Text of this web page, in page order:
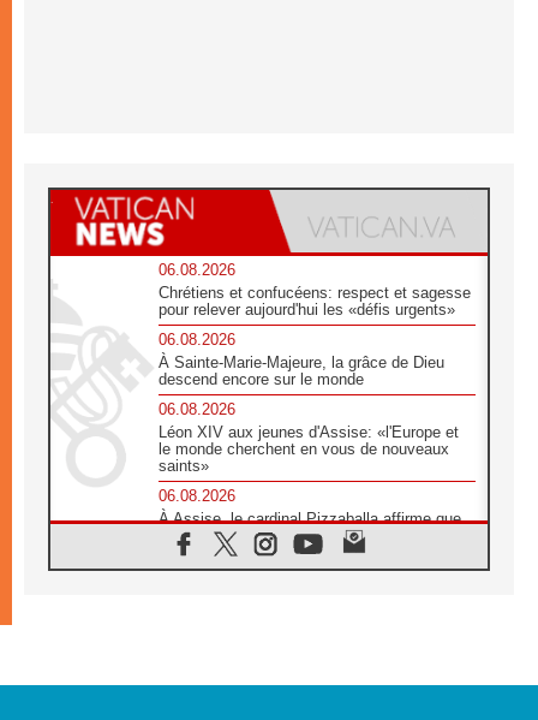
06.08.2026
Chrétiens et confucéens: respect et sagesse
pour relever aujourd'hui les «défis urgents»
06.08.2026
À Sainte-Marie-Majeure, la grâce de Dieu
descend encore sur le monde
06.08.2026
Léon XIV aux jeunes d'Assise: «l'Europe et
le monde cherchent en vous de nouveaux
saints»
06.08.2026
À Assise, le cardinal Pizzaballa affirme que
«les chrétiens veulent la paix»
06.08.2026